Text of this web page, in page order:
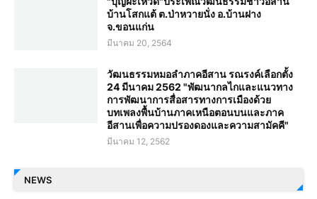
บ้านโสกแต้ ต.ป่าหวายนั่ง อ.บ้านฝาง
จ.ขอนแก่น
มีนาคม 20, 2564
วัฒนธรรมหมอลำภาคอีสาน รณรงค์เลือกตั้ง
24 มีนาคม 2562 "พัฒนากลไกและแนวทาง
การพัฒนาการสื่อสารทางการเมืองด้วย
บทเพลงพื้นบ้านภาคเหนือตอนบนและภาค
อีสานเพื่อความปรองดองและความสามัคคี"
มีนาคม 12, 2562
NEWS